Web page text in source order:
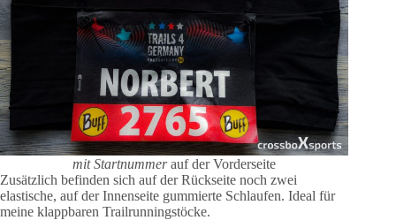
mit Startnummerauf der Vorderseite
Zusätzlich befinden sich auf der Rückseite noch zwei
elastische, auf der Innenseite gummierte Schlaufen. Ideal für
meine klappbaren Trailrunningstöcke.